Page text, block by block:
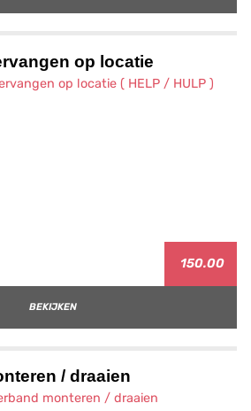
op locatie
150.00
BEKIJKEN
/ draaien